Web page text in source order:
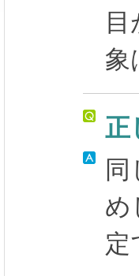
象
正
め
定